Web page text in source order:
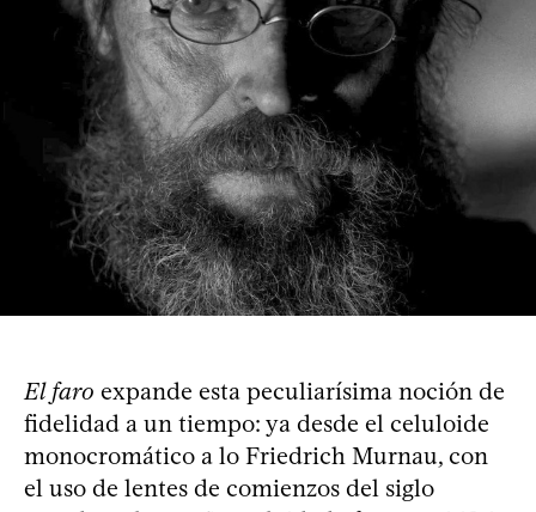
El faro expande esta peculiarísima noción de
fidelidad a un tiempo: ya desde el celuloide
monocromático a lo Friedrich Murnau, con
el uso de lentes de comienzos del siglo